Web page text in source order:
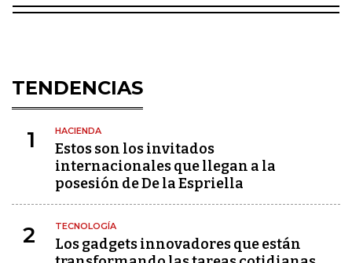
TENDENCIAS
1 HACIENDA
Estos son los invitados
internacionales que llegan a la
posesión de De la Espriella
2 TECNOLOGÍA
Los gadgets innovadores que están